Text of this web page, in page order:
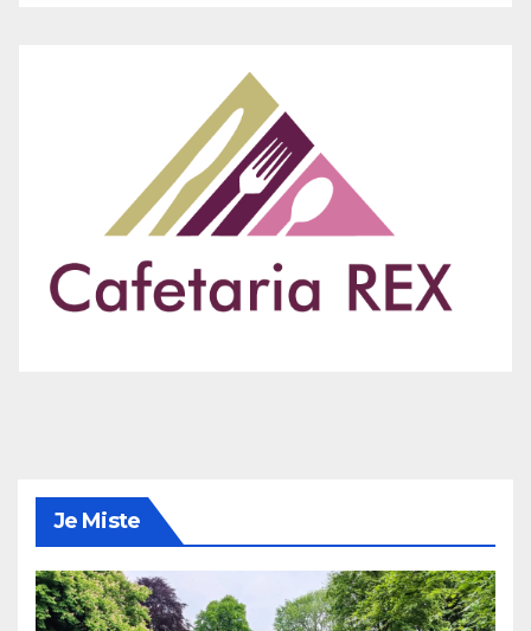
Je Miste